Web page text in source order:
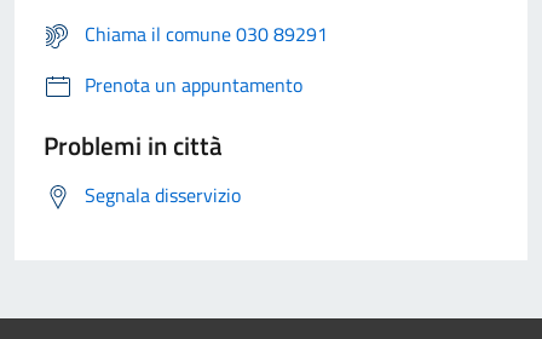
Chiama il comune 030 89291
Prenota un appuntamento
Problemi in città
Segnala disservizio